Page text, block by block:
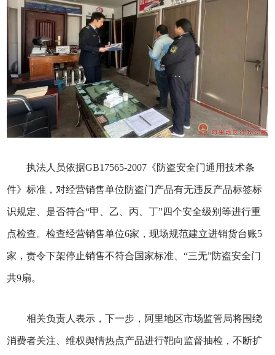
执法人员依据GB17565-2007《防盗安全门通用技术条
件》标准，对经营销售单位防盗门产品有无违反产品标签标
识规定、是否符合“甲、乙、丙、丁”四个安全级别等进行重
点检查。检查经营销售单位6家，现场规范建立进销货台账5
家，责令下架停止销售不符合国家标准、“三无”防盗安全门
共9扇。
相关负责人表示，下一步，阿里地区市场监管局将围绕
消费者关注、维权舆情热点产品进行靶向监督抽检，不断扩